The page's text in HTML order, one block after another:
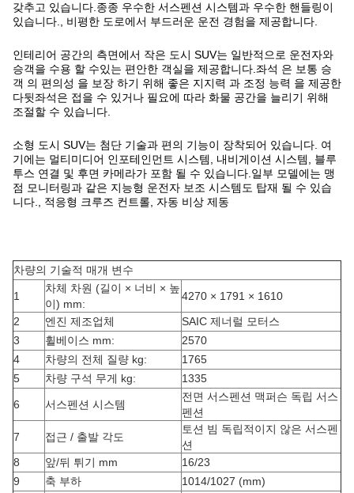
갖추고 있습니다.종종 우수한 서스펜션 시스템과 우수한 핸들링이
있습니다., 비평한 도로에서 부드러운 운전 경험을 제공합니다.
인테리어 공간의 측면에서 작은 도시 SUV는 일반적으로 운전자와
승객을 수용 할 수있는 편안한 객실을 제공합니다.좌석 은 보통 승
객 의 편의성 을 보장 하기 위해 좋은 지지력 과 조정 능력 을 제공한
다뒷좌석은 접을 수 있거나 필요에 따라 화물 공간을 늘리기 위해
조절할 수 있습니다.
소형 도시 SUV는 첨단 기술과 편의 기능이 장착되어 있습니다. 여
기에는 멀티미디어 인포테인먼트 시스템, 내비게이션 시스템, 블루
투스 연결 및 후면 카메라가 포함 될 수 있습니다.일부 모델에는 맹
점 모니터링과 같은 지능형 운전자 보조 시스템도 탑재 될 수 있습
니다., 적응형 크루즈 컨트롤, 자동 비상 제동
차량의 기술적 매개 변수
1
차체 차원 (길이 × 너비 × 높
이) mm:
4270 × 1791 × 1610
2
엔진 제조업체
SAIC 제너럴 모터스
3
휠베이스 mm:
2570
4
차량의 전체 질량 kg:
1765
5
차량 구석 무게 kg: 1335
6 서스펜션 시스템
전면 서스펜션 맥퍼슨 독립 서스
펜션
7
접근 / 출발 각도
토션 빔 독립적이지 않은 서스펜
션
8
앞/뒤 튀기 mm
16/23
9
축 부하
1014/1027 (mm)